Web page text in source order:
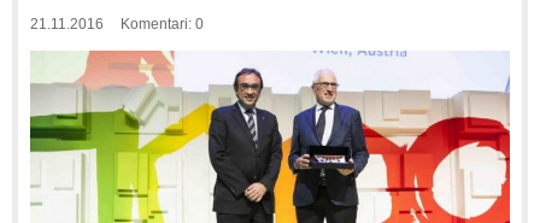
21.11.2016 Komentari: 0